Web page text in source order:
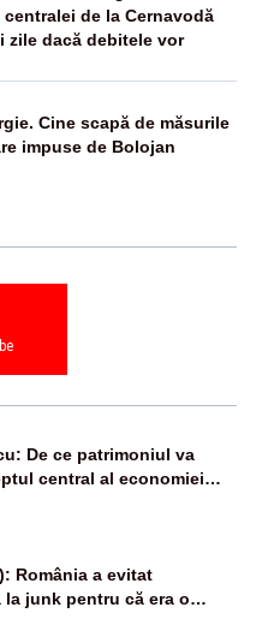
de la Cernavodă
zile dacă debitele vor
Cine scapă de măsurile
impuse de Bolojan
De ce patrimoniul va
central al economiei
România a evitat
la junk pentru că era o